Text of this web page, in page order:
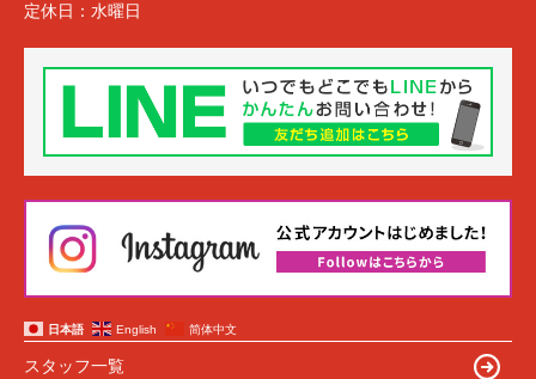
定休日： 水曜日
日本語 English 简体中文
スタッフ一覧